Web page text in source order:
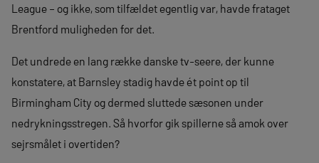
League – og ikke, som tilfældet egentlig var, havde frataget
Brentford muligheden for det.
Det undrede en lang række danske tv-seere, der kunne
konstatere, at Barnsley stadig havde ét point op til
Birmingham City og dermed sluttede sæsonen under
nedrykningsstregen. Så hvorfor gik spillerne så amok over
sejrsmålet i overtiden?